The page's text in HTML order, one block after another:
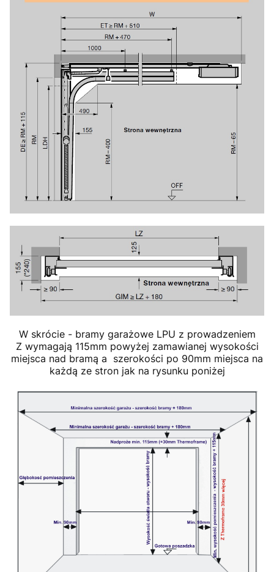
W skrócie - bramy garażowe LPU z prowadzeniem
Z wymagają 115mm powyżej zamawianej wysokości
miejsca nad bramą a szerokości po 90mm miejsca na
każdą ze stron jak na rysunku poniżej